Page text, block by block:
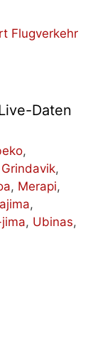
Flugverkehr
Daten
,
Grindavik,
, Merapi,
,
, Ubinas,